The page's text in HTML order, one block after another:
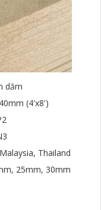
dăm
(4'x8')
Thailand
25mm, 30mm